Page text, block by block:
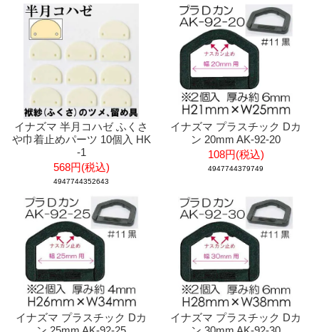
イナズマ 半月コハゼ ふくさ
や巾着止めパーツ 10個入 HK
-1
568円(税込)
4947744352643
イナズマ プラスチック Dカ
ン 20mm AK-92-20
108円(税込)
4947744379749
イナズマ プラスチック Dカ
イナズマ プラスチック Dカ